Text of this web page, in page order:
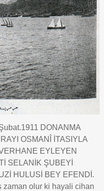
DONANMA
OSMANÎ İTASIYLA
EYLEYEN
SELANİK ŞUBEYİ
HULUSİ BEY EFENDİ.
olur ki hayali cihan